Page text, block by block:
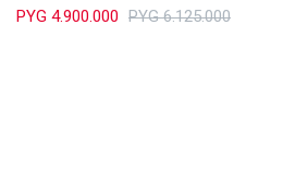
PYG 4.900.000 PYG 6.125.000